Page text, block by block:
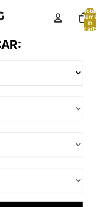
Total
items
in
cart: